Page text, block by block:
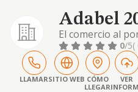
Adabel
El comercio al
terrestres,
para vehiculos
por menor de
a vela o motor
0/5(
LLAMARSITIO WEB CÓMO
LLEGAR
VER